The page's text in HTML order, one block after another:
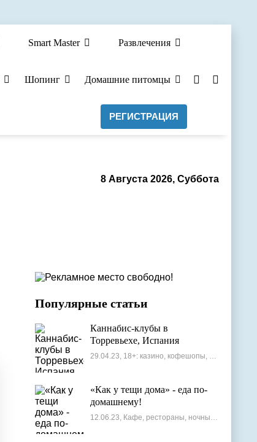
Smart Master Развлечения
Шопинг Домашние питомцы
РЕГИСТРАЦИЯ
8 Августа 2026, Суббота
Популярные статьи
Каннабис-клубы в
Торревьехе, Испания
29.04.23, 18+: казино, кофешопы, стрип-бары
«Как у тещи дома» - еда по-
домашнему!
12.06.23, Кафе, рестораны, ночные клубы